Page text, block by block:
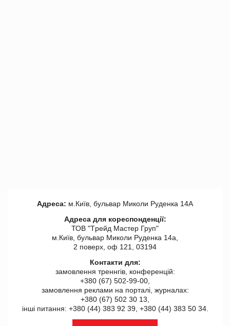
Адреса: м.Київ, бульвар Миколи Руденка 14А
Адреса для кореспонденції:
ТОВ "Tрейд Мастер Груп"
м.Київ, бульвар Миколи Руденка 14а,
2 поверх, оф 121, 03194
Контакти для:
замовлення треннгів, конференцій:
+380 (67) 502-99-00,
замовлення реклами на порталі, журналах:
+380 (67) 502 30 13,
інші питання: +380 (44) 383 92 39, +380 (44) 383 50 34.